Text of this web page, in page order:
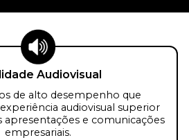
Audiovisual
de alto desempenho que
audiovisual superior
apresentações e comunicações
empresariais.